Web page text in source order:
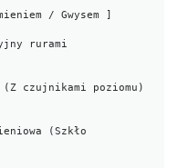
/ Gwysem ]
czujnikami poziomu)